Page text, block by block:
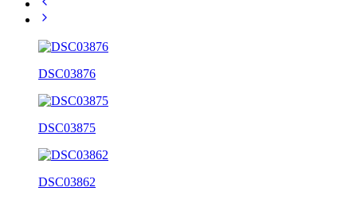
DSC03876
DSC03875
DSC03862